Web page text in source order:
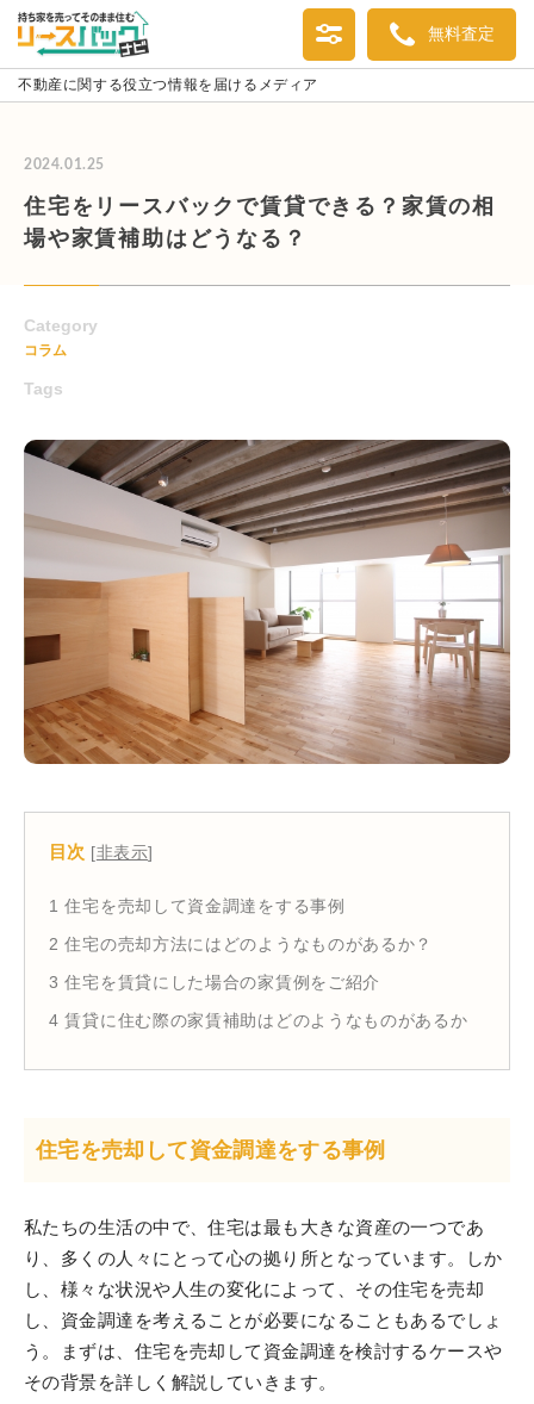
無料査定
不動産に関する役立つ情報を届けるメディア
2024.01.25
住宅をリースバックで賃貸できる？家賃の相
場や家賃補助はどうなる？
Category
コラム
Tags
目次 [非表示]
1 住宅を売却して資金調達をする事例
2 住宅の売却方法にはどのようなものがあるか？
3 住宅を賃貸にした場合の家賃例をご紹介
4 賃貸に住む際の家賃補助はどのようなものがあるか
住宅を売却して資金調達をする事例
私たちの生活の中で、住宅は最も大きな資産の一つであ
り、多くの人々にとって心の拠り所となっています。しか
し、様々な状況や人生の変化によって、その住宅を売却
し、資金調達を考えることが必要になることもあるでしょ
う。まずは、住宅を売却して資金調達を検討するケースや
その背景を詳しく解説していきます。